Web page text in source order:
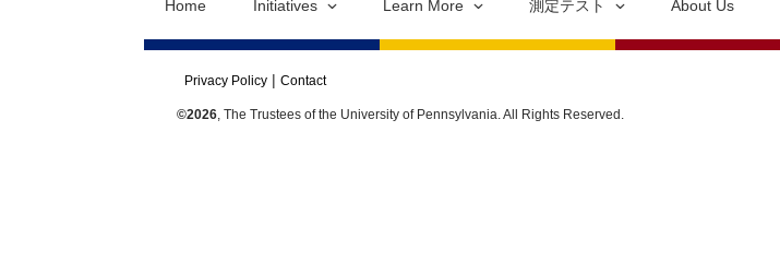
Home Initiatives Learn More 測定テスト About Us
Privacy Policy Contact
©2026, The Trustees of the University of Pennsylvania. All Rights Reserved.